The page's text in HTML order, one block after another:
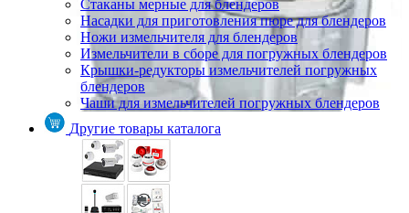
Стаканы мерные для блендеров
Насадки для приготовления пюре для блендеров
Ножи измельчителя для блендеров
Измельчители в сборе для погружных блендеров
Крышки-редукторы измельчителей погружных
блендеров
Чаши для измельчителей погружных блендеров
Другие товары каталога